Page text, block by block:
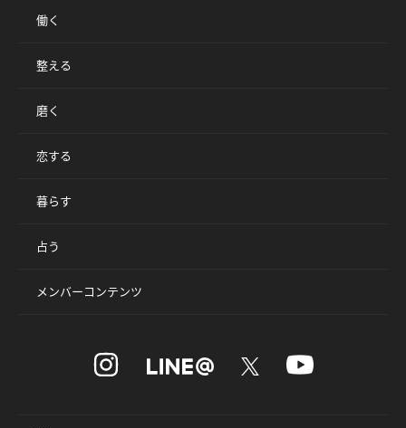
働く
整える
磨く
恋する
暮らす
占う
メンバーコンテンツ